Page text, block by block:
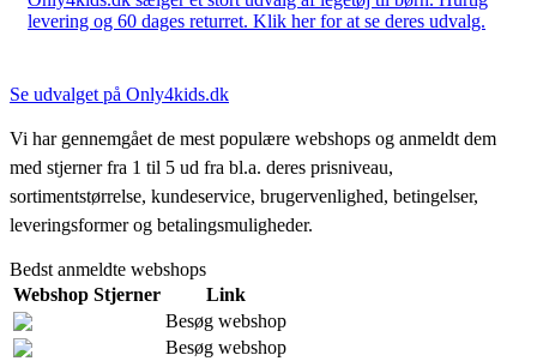
levering og 60 dages returret. Klik her for at se deres udvalg.
Se udvalget på Only4kids.dk
Vi har gennemgået de mest populære webshops og anmeldt dem
med stjerner fra 1 til 5 ud fra bl.a. deres prisniveau,
sortimentstørrelse, kundeservice, brugervenlighed, betingelser,
leveringsformer og betalingsmuligheder.
Bedst anmeldte webshops
Webshop Stjerner
Link
Besøg webshop
Besøg webshop